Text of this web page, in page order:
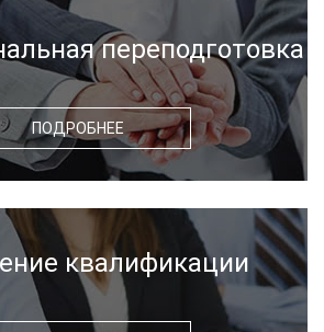
переподготовка
ПОДРОБНЕЕ
квалификации